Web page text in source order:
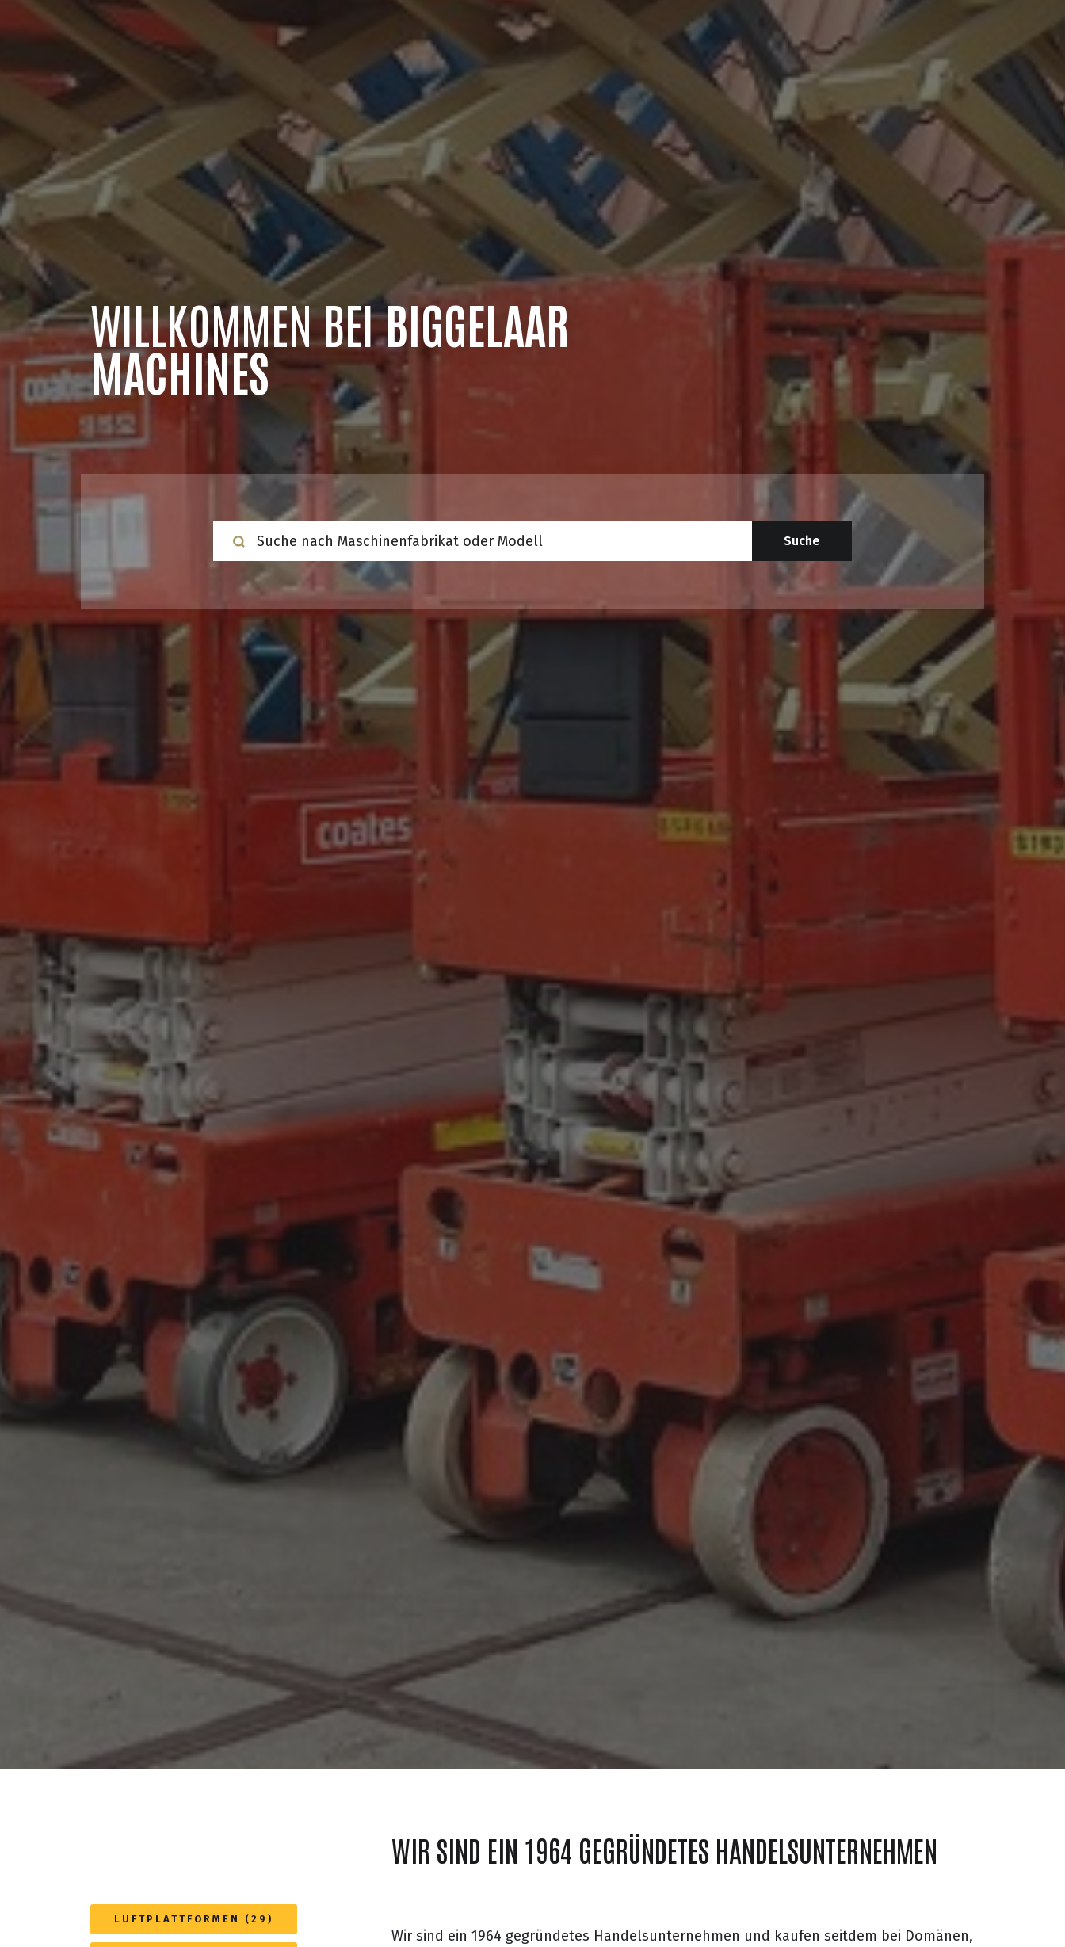
WILLKOMMEN BEIBIGGELAAR
MACHINES
LUFTPLATTFORMEN (29)
WIR SIND EIN 1964 GEGRÜNDETES HANDELSUNTERNEHMEN
Wir sind ein 1964 gegründetes Handelsunternehmen und kaufen seitdem bei Domänen,